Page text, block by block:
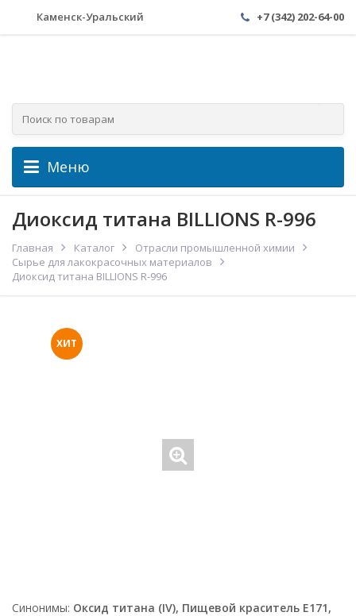
Каменск-Уральский +7 (342) 202-64-00
Меню
Диоксид титана BILLIONS R-996
Главная Каталог
Отрасли промышленной химии
Сырье для лакокрасочных материалов
Диоксид титана BILLIONS R-996
ХИТ
Синонимы: Оксид титана (IV), Пищевой краситель E171,